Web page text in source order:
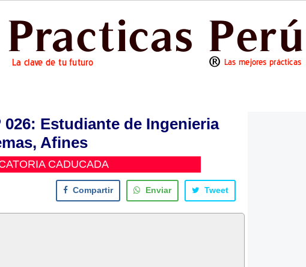
026: Estudiante de Ingenieria
Afines
CADUCADA
Compartir Enviar Tweet